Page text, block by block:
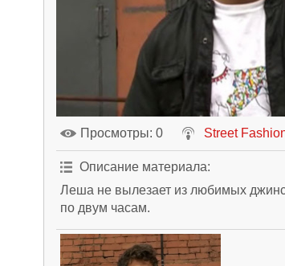
Просмотры: 0 Street
Описание материала:
Леша не вылезает из любимых
по двум часам.